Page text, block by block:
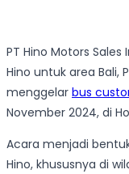
PT Hino Motors
Hino untuk area Bali,
menggelar bus
November 2024, di
Acara menjadi
Hino, khususnya di